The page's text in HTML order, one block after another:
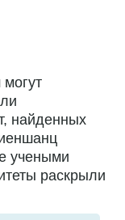
найденных
учеными
раскрыли